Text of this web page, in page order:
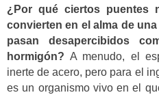
¿Por qué ciertos puentes
convierten en el alma de
pasan desapercibidos
hormigón? A menudo, el
inerte de acero, pero para el
es un organismo vivo en el